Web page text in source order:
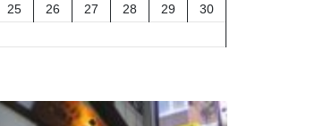
25 26 27 28 29
30